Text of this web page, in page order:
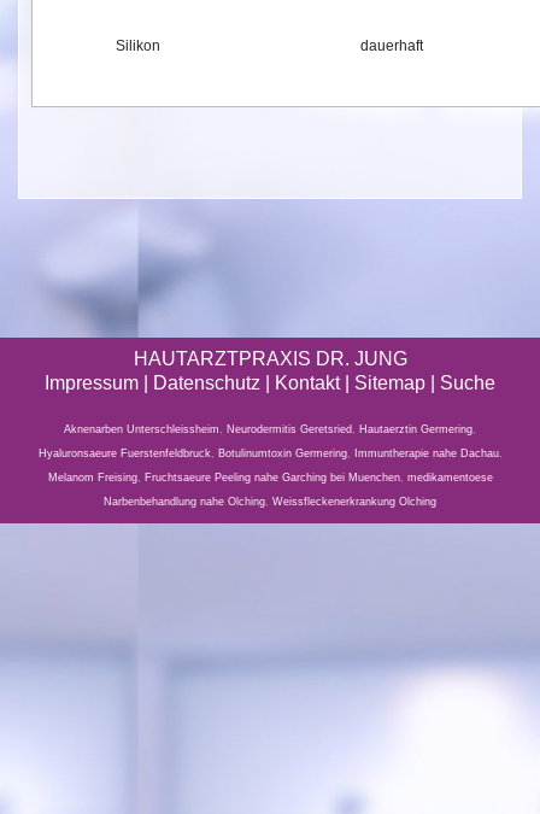
Silikon dauerhaft
HAUTARZTPRAXIS DR. JUNG
Impressum
Datenschutz | Kontakt | Sitemap Suche
Aknenarben Unterschleissheim , Neurodermitis Geretsried , Hautaerztin Germering,
Hyaluronsaeure Fuerstenfeldbruck, Botulinumtoxin Germering, Immuntherapie nahe Dachau,
Melanom Freising, Fruchtsaeure Peeling nahe Garching bei Muenchen, medikamentoese
Narbenbehandlung nahe Olching, Weissfleckenerkrankung Olching